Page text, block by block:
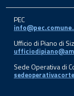
PEC
Ufficio di Piano di
Sede Operativa di